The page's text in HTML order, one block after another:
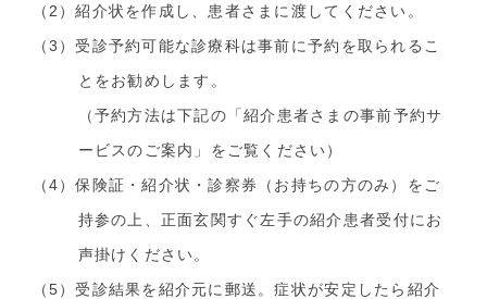
休診・代診情報
診療情報提供（カルテ開示）
よくあるご質問
（2）紹介状を作成し、患者さまに渡してください。
（3）受診予約可能な診療科は事前に予約を取られるこ
とをお勧めします。
（予約方法は下記の「紹介患者さまの事前予約サ
ービスのご案内」をご覧ください）
（4）保険証・紹介状・診察券（お持ちの方のみ）をご
持参の上、正面玄関すぐ左手の紹介患者受付にお
声掛けください。
（5）受診結果を紹介元に郵送。症状が安定したら紹介